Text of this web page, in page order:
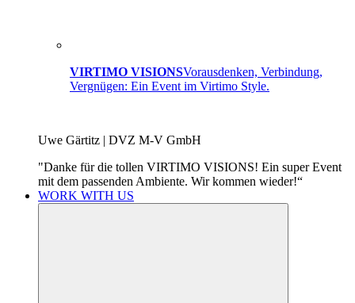
VIRTIMO VISIONSVorausdenken, Verbindung,
Vergnügen: Ein Event im Virtimo Style.
Uwe Gärtitz | DVZ M-V GmbH
"Danke für die tollen VIRTIMO VISIONS! Ein super Event
mit dem passenden Ambiente. Wir kommen wieder!“
WORK WITH US